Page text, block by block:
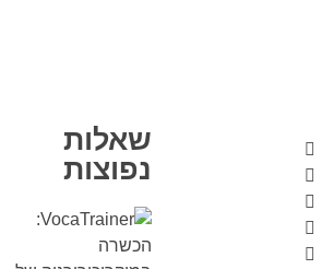
שאלות
נפוצות